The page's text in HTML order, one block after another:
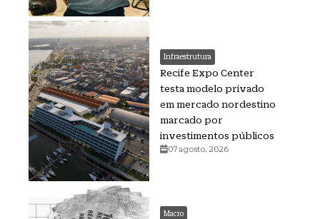
Infraestrutura
Recife Expo Center
testa modelo privado
em mercado nordestino
marcado por
investimentos públicos
07 agosto, 2026
Macro